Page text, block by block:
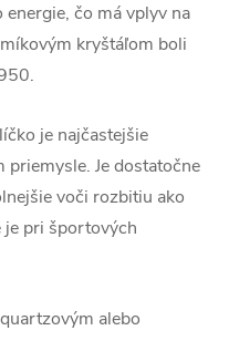
čo má vplyv na
kryštáľom boli
je najčastejšie
Je dostatočne
voči rozbitiu ako
je pri športových
alebo